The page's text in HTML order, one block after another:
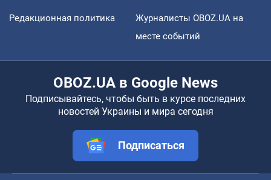
Редакционная политика
Журналисты OBOZ.UA на
месте событий
OBOZ.UA в Google News
Подписывайтесь, чтобы быть в курсе последних
новостей Украины и мира сегодня
Подписаться